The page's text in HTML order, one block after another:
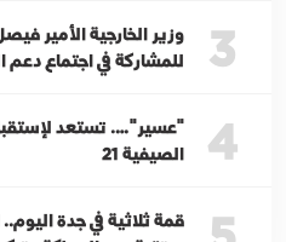
3
وزير الخارجية الأمير
للمشاركة في اجتماع
4
"عسير"…. تستعد
الصيفية 21
قمة ثلاثية في جدة